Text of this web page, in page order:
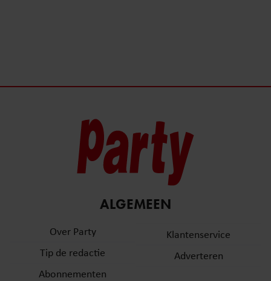
ALGEMEEN
Over Party
Tip de redactie
Abonnementen
Klantenservice
Adverteren